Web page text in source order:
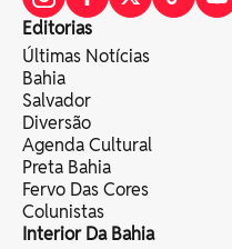
Editorias
Últimas Notícias
Bahia
Salvador
Diversão
Agenda Cultural
Preta Bahia
Fervo Das Cores
Colunistas
Interior Da Bahia